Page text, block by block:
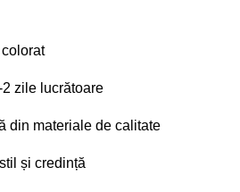
zile lucrătoare
din materiale de calitate
și credință